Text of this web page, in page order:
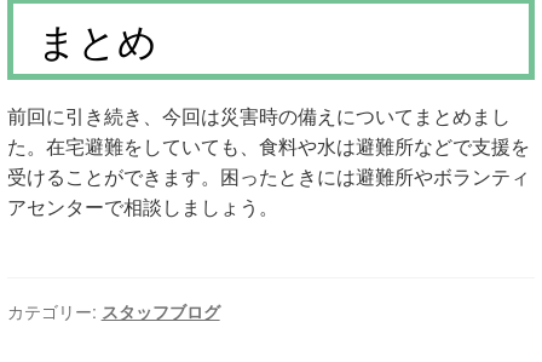
まとめ
前回に引き続き、今回は災害時の備えについてまとめまし
た。在宅避難をしていても、食料や水は避難所などで支援を
受けることができます。困ったときには避難所やボランティ
アセンターで相談しましょう。
カテゴリー: スタッフブログ